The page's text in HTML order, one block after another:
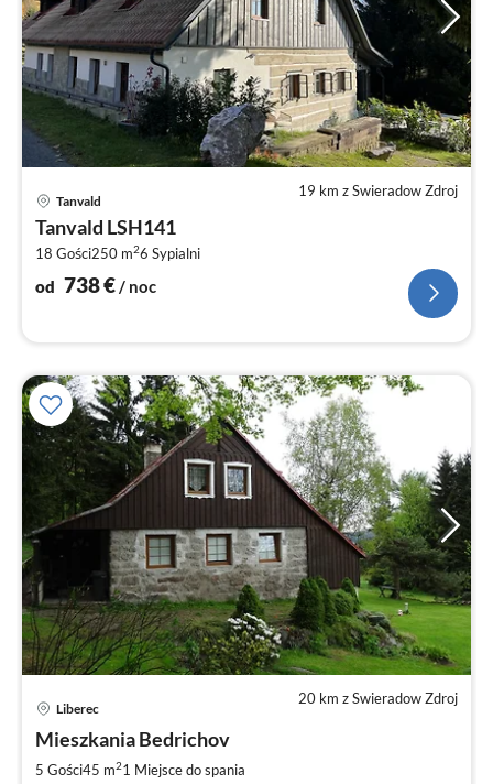
19 km z Swieradow Zdroj
Tanvald
Tanvald LSH141
18 Gości250 m26 Sypialni
od 738€ / noc
20 km z Swieradow Zdroj
Liberec
Mieszkania Bedrichov
5 Gości45 m21 Miejsce do spania